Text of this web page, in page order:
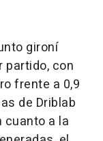
gironí
partido, con
frente a 0,9
de Driblab
cuanto a la